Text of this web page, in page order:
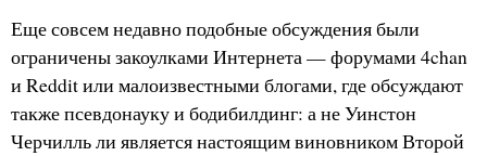
Еще совсем недавно подобные обсуждения были
ограничены закоулками Интернета — форумами 4chan
и Reddit или малоизвестными блогами, где обсуждают
также псевдонауку и бодибилдинг: а не Уинстон
Черчилль ли является настоящим виновником Второй